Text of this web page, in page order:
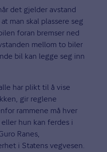
det gjelder avstand
man skal plassere seg
foran bremser ned
mellom to biler
bil kan legge seg inn
har plikt til å vise
gir reglene
rammene må hver
hun kan ferdes i
Ranes,
i Statens vegvesen.